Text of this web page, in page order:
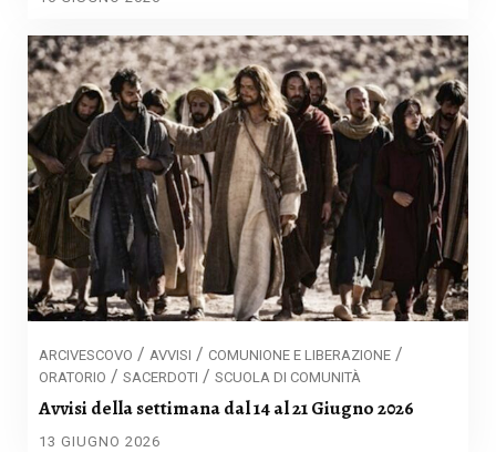
ARCIVESCOVO / AVVISI / COMUNIONE E LIBERAZIONE /
ORATORIO / SACERDOTI / SCUOLA DI COMUNITÀ
Avvisi della settimana dal 14 al 21 Giugno 2026
13 GIUGNO 2026